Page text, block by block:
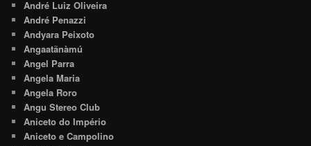
André Luiz Oliveira
André Penazzi
Andyara Peixoto
Angaatãnàmú
Angel Parra
Angela Maria
Angela Roro
Angu Stereo Club
Aniceto do Império
Aniceto e Campolino